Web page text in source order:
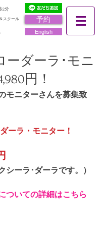
予約
2分
スクール
English
ーダーラ･モニ
円！
モニターさんを募集致
ーラ・モニター！
シーラ･ダーラです。）
ついての詳細はこちら